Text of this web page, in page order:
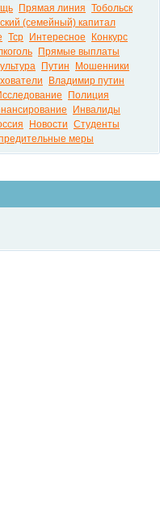
Прямая линия Тобольск
(семейный) капитал
Тср Интересное
Конкурс
Прямые выплаты
Путин
Мошенники
Владимир путин
Полиция
Инвалиды
Новости Студенты
меры